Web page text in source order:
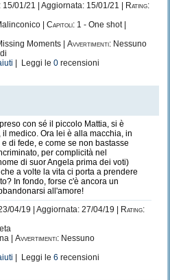
15/01/21 | Aggiornata: 15/01/21 |
Rating:
| Capitoli: 1 - One shot |
Moments | Avvertimenti: Nessuno
| Leggi le 0 recensioni
con sé il piccolo Mattia, si è
medico. Ora lei è alla macchia, in
di fede, e come se non bastasse
per complicità nel
di suor Angela prima dei voti)
a volte la vita ci porta a prendere
In fondo, forse c'è ancora un
all'amore!
04/19 | Aggiornata: 27/04/19 |
Rating:
| Avvertimenti: Nessuno
| Leggi le 6 recensioni